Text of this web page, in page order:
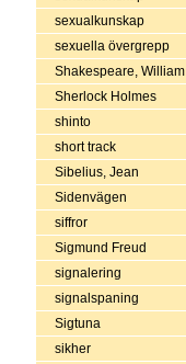
sexualkunskap
sexuella övergrepp
Shakespeare, William
Sherlock Holmes
shinto
short track
Sibelius, Jean
Sidenvägen
siffror
Sigmund Freud
signalering
signalspaning
Sigtuna
sikher